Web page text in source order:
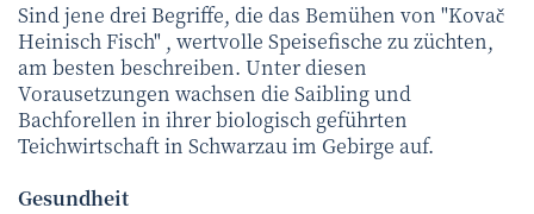
Sind jene drei Begriffe, die das Bemühen von "Kovač
Heinisch Fisch" , wertvolle Speisefische zu züchten,
am besten beschreiben. Unter diesen
Vorausetzungen wachsen die Saibling und
Bachforellen in ihrer biologisch geführten
Teichwirtschaft in Schwarzau im Gebirge auf.
Gesundheit